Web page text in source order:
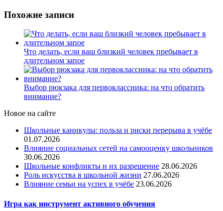
Похожие записи
Что делать, если ваш близкий человек пребывает в
длительном запое
Выбор рюкзака для первоклассника: на что обратить
внимание?
Новое на сайте
Школьные каникулы: польза и риски перерыва в учёбе
01.07.2026
Влияние социальных сетей на самооценку школьников
30.06.2026
Школьные конфликты и их разрешение 28.06.2026
Роль искусства в школьной жизни 27.06.2026
Влияние семьи на успех в учёбе 23.06.2026
Игра как инструмент активного обучения